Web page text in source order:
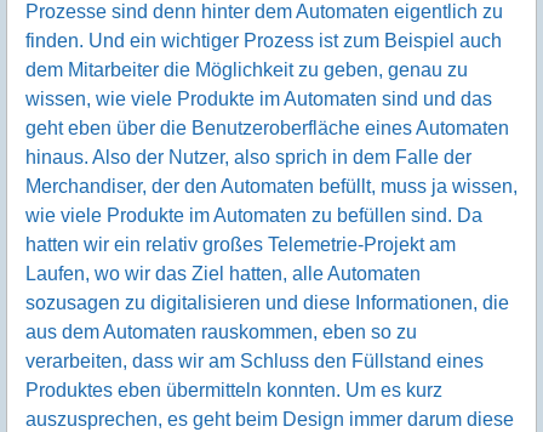
Prozesse sind denn hinter dem Automaten eigentlich zu
finden. Und ein wichtiger Prozess ist zum Beispiel auch
dem Mitarbeiter die Möglichkeit zu geben, genau zu
wissen, wie viele Produkte im Automaten sind und das
geht eben über die Benutzeroberfläche eines Automaten
hinaus. Also der Nutzer, also sprich in dem Falle der
Merchandiser, der den Automaten befüllt, muss ja wissen,
wie viele Produkte im Automaten zu befüllen sind. Da
hatten wir ein relativ großes Telemetrie-Projekt am
Laufen, wo wir das Ziel hatten, alle Automaten
sozusagen zu digitalisieren und diese Informationen, die
aus dem Automaten rauskommen, eben so zu
verarbeiten, dass wir am Schluss den Füllstand eines
Produktes eben übermitteln konnten. Um es kurz
auszusprechen, es geht beim Design immer darum diese